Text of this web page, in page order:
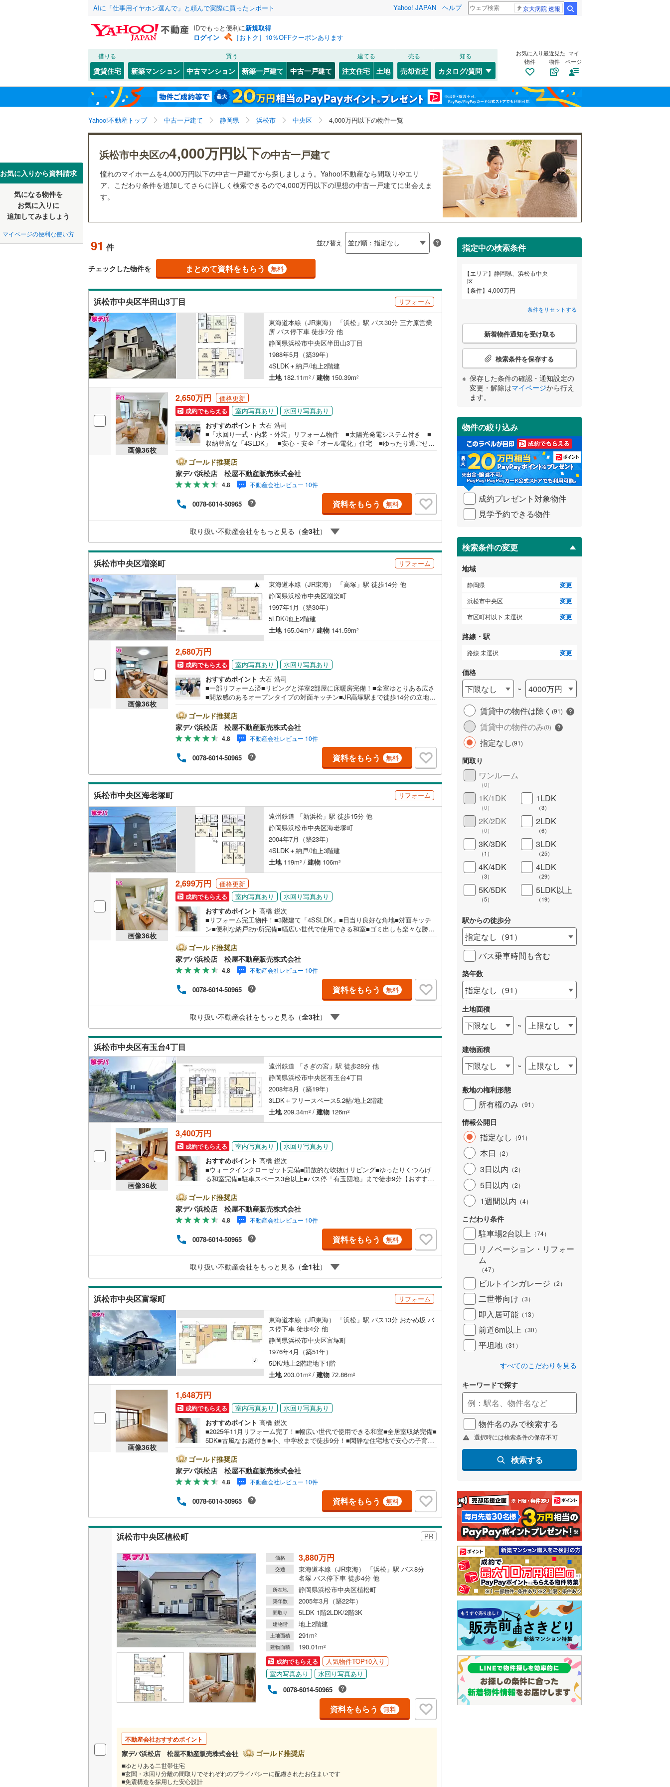
AIに「仕事用イヤホン選んで」と頼んで実際に買ったレポート Yahoo! JAPAN ヘルプ 京大病院 速報
IDでもっと便利に新規取得
ログイン
［おトク］10％OFFクーポンあります
借りる
賃貸住宅
買う
新築マンション 中古マンション 新築一戸建て 中古一戸建て
建てる
注文住宅 土地
売る
売却査定
知る
カタログ/質問
お気に入り
物件
最近見た
物件
マイ
ページ
Yahoo!不動産トップ 中古一戸建て 静岡県 浜松市 中央区 4,000万円以下の物件一覧
お気に入りから資料請求
気になる物件を
お気に入りに
追加してみましょう
マイページの便利な使い方
浜松市中央区の4,000万円以下の中古一戸建て
憧れのマイホームを4,000万円以下の中古一戸建てから探しましょう。Yahoo!不動産なら間取りやエリ
ア、こだわり条件を追加してさらに詳しく検索できるので4,000万円以下の理想の中古一戸建てに出会えま
す。
91 件 並び替え
チェックした物件を まとめて資料をもらう 無料
浜松市中央区半田山3丁目 リフォーム
東海道本線（JR東海） 「浜松」駅 バス30分 三方原営業
所 バス停下車 徒歩7分 他
静岡県浜松市中央区半田山3丁目
1988年5月（築39年）
4SLDK＋納戸/地上2階建
土地182.11m2 / 建物 150.39m2
画像36枚
2,650万円 価格更新
成約でもらえる 室内写真あり
水回り写真あり
おすすめポイント 大石 浩司
■「水回り一式・内装・外装」リフォーム物件 ■太陽光発電システム付き ■
収納豊富な「4SLDK」 ■安心・安全「オール電化」住宅 ■ゆったり過ごせる
家デパのつよみ●・浜松市中央区に特化し浜名区まで幅広い物件を取り扱ってい
ます！浜松市の物件ならおまかせください。新築戸建、中古戸建、中古マンシ
ョン、土地をお客様のご希望に合わせてご提案いたします！・中古物件のリフ
ォーム実績多数！中古物件をご購入の際、約70％という多くの方々がリフォー
ムを行っています。新築購入より低コストで、新築同様の快適なお住まいを実
現できます。・キッズスペース用意しております。ぜひご家族そろってご来場
ください。・営業時間 午前9時00分～午後6時30分 （定休日:水曜日）この時間
をタッチ！もしくはお気軽にお電話ください。
ゴールド推奨店
家デパ浜松店 松屋不動産販売株式会社
4.8 不動産会社レビュー 10件
0078-6014-50965 資料をもらう 無料
取り扱い不動産会社をもっと見る（全3社）
浜松市中央区増楽町 リフォーム
東海道本線（JR東海） 「高塚」駅 徒歩14分 他
静岡県浜松市中央区増楽町
1997年1月（築30年）
5LDK/地上2階建
土地165.04m2 / 建物 141.59m2
画像36枚
2,680万円
成約でもらえる 室内写真あり
水回り写真あり
おすすめポイント 大石 浩司
■一部リフォーム済■リビングと洋室2部屋に床暖房完備！■全室ゆとりある広さ
■開放感のあるオープンタイプの対面キッチン■JR高塚駅まで徒歩14分の立地■
全面張替、畳表替、外壁塗装●松屋不動産販売株式会社 家デパのつよみ●・浜松
市中央区に特化し浜名区まで幅広い物件を取り扱っています！浜松市の物件な
らおまかせください。新築戸建、中古戸建、中古マンション、土地をお客様の
ご希望に合わせてご提案いたします！・中古物件のリフォーム実績多数！中古
物件をご購入の際、約70％という多くの方々がリフォームを行っています。新
築購入より低コストで、新築同様の快適なお住まいを実現できます。・キッズ
スペース用意しております。ぜひご家族そろってご来場ください。・営業時間
午前9時00分～午後6時30分 （定休日:水曜日）この時間帯はお電話でのお問い
合わせがスムーズにご案内できます。右下の電話ボタンをタッチ！もしくはお
ゴールド推奨店
家デパ浜松店 松屋不動産販売株式会社
4.8 不動産会社レビュー 10件
0078-6014-50965 資料をもらう 無料
浜松市中央区海老塚町 リフォーム
遠州鉄道 「新浜松」駅 徒歩15分 他
静岡県浜松市中央区海老塚町
2004年7月（築23年）
4SLDK＋納戸/地上3階建
土地119m2 / 建物 106m2
画像36枚
2,699万円 価格更新
成約でもらえる 室内写真あり
水回り写真あり
おすすめポイント 高橋 鋭次
■リフォーム完工物件！■3階建て「4SSLDK」■日当り良好な角地■対面キッチ
ン■便利な納戸2か所完備■幅広い世代で使用できる和室■ゴミ出しも楽々な勝手
パのつよみ●・浜松市中央区に特化し浜名区まで幅広い物件を取り扱っていま
す！浜松市の物件ならおまかせください。新築戸建、中古戸建、中古マンショ
ン、土地をお客様のご希望に合わせてご提案いたします！・中古物件のリフォ
ーム実績多数！中古物件をご購入の際、約70％という多くの方々がリフォーム
を行っています。新築購入より低コストで、新築同様の快適なお住まいを実現
できます。・キッズスペース用意しております。ぜひご家族そろってご来場く
ださい。・営業時間 午前9時00分～午後6時30分 （定休日:水曜日）この時間帯
タッチ！もしくはお気軽にお電話ください。
ゴールド推奨店
家デパ浜松店 松屋不動産販売株式会社
4.8 不動産会社レビュー 10件
0078-6014-50965 資料をもらう 無料
取り扱い不動産会社をもっと見る（全3社）
浜松市中央区有玉台4丁目
遠州鉄道 「さぎの宮」駅 徒歩28分 他
静岡県浜松市中央区有玉台4丁目
2008年8月（築19年）
3LDK＋フリースペース5.2帖/地上2階建
土地209.34m2 / 建物 126m2
画像36枚
3,400万円
成約でもらえる 室内写真あり
水回り写真あり
おすすめポイント 高橋 鋭次
■ウォークインクローゼット完備■開放的な吹抜けリビング■ゆったりくつろげ
る和室完備■駐車スペース3台以上■バス停「有玉団地」まで徒歩9分【おすすめ
わせて使えるフリースペース完備●松屋不動産販売株式会社 家デパのつよみ●・
浜松市中央区に特化し浜名区まで幅広い物件を取り扱っています！浜松市の物
件ならおまかせください。新築戸建、中古戸建、中古マンション、土地をお客
様のご希望に合わせてご提案いたします！・中古物件のリフォーム実績多数！
中古物件をご購入の際、約70％という多くの方々がリフォームを行っていま
す。新築購入より低コストで、新築同様の快適なお住まいを実現できます。・
キッズスペース用意しております。ぜひご家族そろってご来場ください。・営
お問い合わせがスムーズにご案内できます。右下の電話ボタンをタッチ！もし
くはお気軽にお電話ください。
ゴールド推奨店
家デパ浜松店 松屋不動産販売株式会社
4.8 不動産会社レビュー 10件
0078-6014-50965 資料をもらう 無料
取り扱い不動産会社をもっと見る（全1社）
浜松市中央区富塚町 リフォーム
東海道本線（JR東海） 「浜松」駅 バス13分 おかめ坂 バ
ス停下車 徒歩4分 他
静岡県浜松市中央区富塚町
1976年4月（築51年）
5DK/地上2階建地下1階
土地203.01m2 / 建物 72.86m2
画像36枚
1,648万円
成約でもらえる 室内写真あり
水回り写真あり
おすすめポイント 高橋 鋭次
■2025年11月リフォーム完了！■幅広い世代で使用できる和室■全居室収納完備■
5DK■古風なお庭付き■小、中学校まで徒歩9分！■閑静な住宅地で安心の子育て
つよみ●・浜松市中央区に特化し浜名区まで幅広い物件を取り扱っています！浜
松市の物件ならおまかせください。新築戸建、中古戸建、中古マンション、土
地をお客様のご希望に合わせてご提案いたします！・中古物件のリフォーム実
績多数！中古物件をご購入の際、約70％という多くの方々がリフォームを行っ
ています。新築購入より低コストで、新築同様の快適なお住まいを実現できま
す。・キッズスペース用意しております。ぜひご家族そろってご来場くださ
い。・営業時間 午前9時00分～午後6時30分 （定休日:水曜日）この時間帯はお
電話でのお問い合わせがスムーズにご案内できます。右下の電話ボタンをタッ
チ！もしくはお気軽にお電話ください。
ゴールド推奨店
家デパ浜松店 松屋不動産販売株式会社
4.8 不動産会社レビュー 10件
0078-6014-50965 資料をもらう 無料
浜松市中央区植松町 PR
価格 3,880万円
交通
東海道本線（JR東海） 「浜松」駅 バス8分
名塚 バス停下車 徒歩4分 他
所在地 静岡県浜松市中央区植松町
築年数 2005年3月（築22年）
間取り 5LDK 1階2LDK/2階3K
建物階 地上2階建
土地面積 291m2
建物面積 190.01m2
成約でもらえる
人気物件TOP10入り
室内写真あり
水回り写真あり
0078-6014-50965
資料をもらう 無料
不動産会社おすすめポイント
家デパ浜松店 松屋不動産販売株式会社 ゴールド推奨店
■ゆとりある二世帯住宅
■玄関・水回り分離の間取りでそれぞれのプライバシーに配慮されたお住まいです
■免震構造を採用した安心設計
指定中の検索条件
エリア
静岡県、浜松市中央
区
条件
4,000万円
条件をリセットする
こ
検
条
件
受
け
取
る
・
条
件
を
イ
ペ
ジ
に
保
存
す
る
新着物件通知を受け取る
検索条件を保存する
保存した条件の確認・通知設定の
変更・解除はマイページから行え
ます。
物件の絞り込み
成約プレゼント対象物件
見学予約できる物件
検索条件の変更
地域
静岡県 変更
浜松市中央区 変更
市区町村以下 未選択 変更
路線・駅
路線 未選択 変更
価格
下限なし ~
4000万円
賃貸中の物件は除く (91)
賃貸中の物件のみ(0)
指定なし(91)
間取り
ワンルーム
（0）
1K/1DK
（0）
1LDK
（3）
2K/2DK
（0）
2LDK
（6）
3K/3DK
（1 ）
3LDK
（25）
4K/4DK
（3）
4LDK
（29）
5K/5DK
（5）
5LDK以上
（19）
駅からの徒歩分
指定なし （91 ）
バス乗車時間も含む
築年数
指定なし （91 ）
土地面積
下限なし ~ 上限なし
建物面積
下限なし ~ 上限なし
敷地の権利形態
所有権のみ （91 ）
情報公開日
指定なし （91 ）
本日 （2）
3日以内 （2）
5日以内 （2）
1週間以内 （4）
こだわり条件
駐車場2台以上 （74）
リノベーション・リフォー
ム
（47）
ビルトインガレージ （2）
二世帯向け （3）
即入居可能 （13）
前道6m以上 （30）
平坦地 （31 ）
すべてのこだわりを見る
キーワードで探す
物件名のみで検索する
選択時には検索条件の保存不可
検索する
北海道 北海道
東北 青森 岩手 宮城 秋田 山形 福島
関東 東京 神奈川 埼玉 千葉 茨城
長野
東海 愛知 岐阜 静岡 三重
和歌山
中国 鳥取 島根 岡山 広島 山口
高知
福岡 佐賀 長崎 鹿児島 沖縄
該当物件0件 この条件で検索する 条件をリセットする
静岡市 葵区(33) 駿河区(16) 清水区(27)
中央区 91 ) 17)
かの地域
三島市(48)
富士宮市( 51) 伊東市 (15)
富士市( 78) 磐田市(28) 焼津市(8)
御殿場市(26)
裾野市(25)
伊豆市(18) 御前崎市(0)
伊豆の国市(38) 牧之原市(8)
賀茂郡東伊豆町(27) 賀茂郡南伊豆町 (5)
賀茂郡松崎町(1) 賀茂郡西伊豆町(0) 田方郡函南町(54
駿東郡清水町(12) 駿東郡長泉町(1)
榛原郡吉田町
榛原郡川根本町 周智郡森町(4)
該当物件0件 この条件で検索する 条件をリセットする
葵西(4) 葵東(2) 有玉台(1)
市野町(1) 入野町(2) 植松町(1)
海老塚町(1) 遠州浜( 2)
大島町(1) 笠井上町(1
笠井新田町 ( 1) 笠井町 上新屋町(1)
上島 (2) 神田町(1) 上西町(1)
河輪町(2)
舘山寺町(1) 北島町(1) 小沢渡町(1)
幸( 2 篠ケ瀬町(1)
志都呂町(1) 下飯田町(1)
下池川町(2) 白鳥町(1 )
早出町( 3)
増楽町(2) 高塚町(1)
坪井町 (1 富塚町 (1)
西伊場町(1) 西山町 初生町(1)
半田山(3) 東若林町 本郷町(1)
舞阪町弁天島(1) 舞阪町舞阪(2) 三方原町(3)
三島町(1) 元浜町
山手町(1) 領家 ) 若林町(2)
和合北(1) 和合町(2 ) 和地山(1)
該当物件0件 この条件で検索する 条件をリセットする
JR 東海道本線（JR東日本）(0) 伊東線(0) 東海道本線（JR東海）(
御殿場線(0) 身延線(0) 飯田線(0)
東海道新幹線 (51)
岳南鉄道線(0 ) 大井川鐵道大井川本線(
該当物件0件 この条件で検索する 条件をリセットする
該当物件0件 この条件で検索する 条件をリセットする
こだわり条件 リフォーム、リノベーション
リノベーション・リフォーム
（47）
築古・築30年以上（50）
設備
床暖房（2） トイレ２か所（39）
駐車場2台以上 （ 74 ビルトインガレージ 太陽光発電システム （4）
ＴＶモニタ付インターホン
防犯カメラ（1）
間取り、居室全体
バリアフリー住宅（ 間取り変更可能（0）
二世帯向け（3） 3階建て以上（11）
サービスルーム（納戸）
（21）
立地
最寄りの駅が始発駅 1） 海まで2km以内 小学校まで1km以内（14）
配置、向き、建ち方、日当たり
前道6m以上 30） 角地（6） 南道路（15）
平坦地 （31）
LD
リビングダイニング15畳以上
（
キッチン
独立型キッチン （2 対面キッチン （ 20）
販売、価格、契約、入居関連など
即入居可能（13）
浴室乾燥機あり（18）
収納
ウォークインクローゼット
（18）
床下収納
バルコニー、庭
ウッドデッキあり（6）
構造・規模・施工・品質・工法関連
耐震、免震、制震構造
長期優良住宅
オンライン対応
オンライン対応とは？ 詳しく見る
該当物件0件 この条件で検索する 条件をリセットする
検索条件を保存しました
この検索条件の新着物件通知は、 マイページから設定できます。
保存した条件を見る
静岡県、浜松市中央区、4,000万円
検索条件を保存する
マイページ
閉じる お気に入りリストを見る
閉じる
閉じる お気に入りリストを見る
閉じる